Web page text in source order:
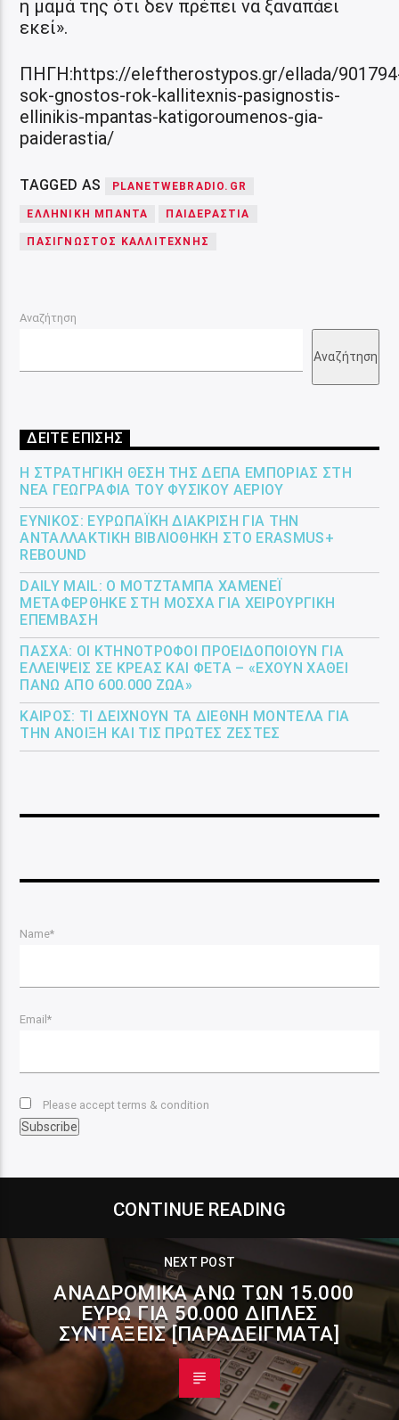
η μαμά της ότι δεν πρέπει να ξαναπάει
εκεί».
ΠΗΓΗ:https://eleftherostypos.gr/ellada/
sok-gnostos-rok-kallitexnis-pasignostis-
ellinikis-mpantas-katigoroumenos-gia-
paiderastia/
TAGGED AS PLANETWEBRADIO.GR
ΕΛΛΗΝΙΚΗ ΜΠΑΝΤΑ ΠΑΙΔΕΡΑΣΤΙΑ
ΠΑΣΙΓΝΩΣΤΟΣ ΚΑΛΛΙΤΕΧΝΗΣ
Αναζήτηση
Αναζήτηση
ΔΕΙΤΕ ΕΠΙΣΗΣ
Η ΣΤΡΑΤΗΓΙΚΉ ΘΈΣΗ ΤΗΣ ΔΕΠΑ ΕΜΠΟΡΊΑΣ ΣΤΗ
ΝΈΑ ΓΕΩΓΡΑΦΊΑ ΤΟΥ ΦΥΣΙΚΟΎ ΑΕΡΊΟΥ
ΕΎΝΙΚΟΣ: ΕΥΡΩΠΑΪΚΉ ΔΙΆΚΡΙΣΗ ΓΙΑ ΤΗΝ
ΑΝΤΑΛΛΑΚΤΙΚΉ ΒΙΒΛΙΟΘΉΚΗ ΣΤΟ ERASMUS+
REBOUND
DAILY MAIL: Ο ΜΟΤΖΤΆΜΠΑ ΧΑΜΕΝΕΪ́
ΜΕΤΑΦΈΡΘΗΚΕ ΣΤΗ ΜΌΣΧΑ ΓΙΑ ΧΕΙΡΟΥΡΓΙΚΉ
ΕΠΈΜΒΑΣΗ
ΠΆΣΧΑ: ΟΙ ΚΤΗΝΟΤΡΌΦΟΙ ΠΡΟΕΙΔΟΠΟΙΟΎΝ ΓΙΑ
ΕΛΛΕΊΨΕΙΣ ΣΕ ΚΡΈΑΣ ΚΑΙ ΦΈΤΑ – «ΈΧΟΥΝ ΧΑΘΕΊ
ΠΆΝΩ ΑΠΌ 600.000 ΖΏΑ»
ΚΑΙΡΌΣ: ΤΙ ΔΕΊΧΝΟΥΝ ΤΑ ΔΙΕΘΝΉ ΜΟΝΤΈΛΑ ΓΙΑ
ΤΗΝ ΆΝΟΙΞΗ ΚΑΙ ΤΙΣ ΠΡΏΤΕΣ ΖΈΣΤΕΣ
Name*
Email*
Please accept terms & condition
CONTINUE READING
NEXT POST
ΑΝΑΔΡΟΜΙΚΆ ΆΝΩ ΤΩΝ 15.000
ΕΥΡΏ ΓΙΑ 50.000 ΔΙΠΛΈΣ
ΣΥΝΤΆΞΕΙΣ [ΠΑΡΑΔΕΊΓΜΑΤΑ]